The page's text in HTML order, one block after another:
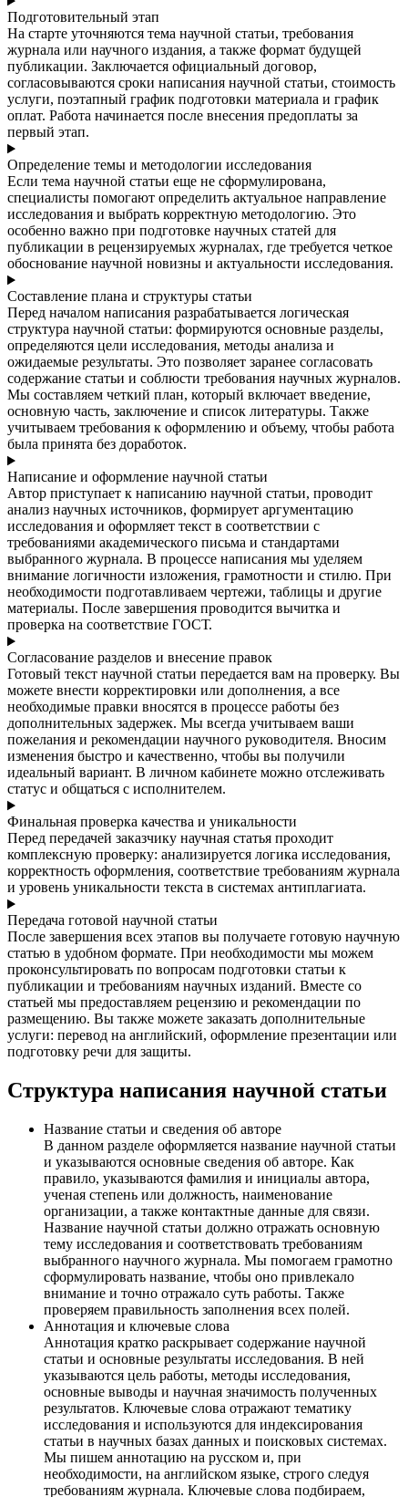
Подготовительный этап
На старте уточняются тема научной статьи, требования
журнала или научного издания, а также формат будущей
публикации. Заключается официальный договор,
согласовываются сроки написания научной статьи, стоимость
услуги, поэтапный график подготовки материала и график
оплат. Работа начинается после внесения предоплаты за
первый этап.
Определение темы и методологии исследования
Если тема научной статьи еще не сформулирована,
специалисты помогают определить актуальное направление
исследования и выбрать корректную методологию. Это
особенно важно при подготовке научных статей для
публикации в рецензируемых журналах, где требуется четкое
обоснование научной новизны и актуальности исследования.
Составление плана и структуры статьи
Перед началом написания разрабатывается логическая
структура научной статьи: формируются основные разделы,
определяются цели исследования, методы анализа и
ожидаемые результаты. Это позволяет заранее согласовать
содержание статьи и соблюсти требования научных журналов.
Мы составляем четкий план, который включает введение,
основную часть, заключение и список литературы. Также
учитываем требования к оформлению и объему, чтобы работа
была принята без доработок.
Написание и оформление научной статьи
Автор приступает к написанию научной статьи, проводит
анализ научных источников, формирует аргументацию
исследования и оформляет текст в соответствии с
требованиями академического письма и стандартами
выбранного журнала. В процессе написания мы уделяем
внимание логичности изложения, грамотности и стилю. При
необходимости подготавливаем чертежи, таблицы и другие
материалы. После завершения проводится вычитка и
проверка на соответствие ГОСТ.
Согласование разделов и внесение правок
Готовый текст научной статьи передается вам на проверку. Вы
можете внести корректировки или дополнения, а все
необходимые правки вносятся в процессе работы без
дополнительных задержек. Мы всегда учитываем ваши
пожелания и рекомендации научного руководителя. Вносим
изменения быстро и качественно, чтобы вы получили
идеальный вариант. В личном кабинете можно отслеживать
статус и общаться с исполнителем.
Финальная проверка качества и уникальности
Перед передачей заказчику научная статья проходит
комплексную проверку: анализируется логика исследования,
корректность оформления, соответствие требованиям журнала
и уровень уникальности текста в системах антиплагиата.
Передача готовой научной статьи
После завершения всех этапов вы получаете готовую научную
статью в удобном формате. При необходимости мы можем
проконсультировать по вопросам подготовки статьи к
публикации и требованиям научных изданий. Вместе со
статьей мы предоставляем рецензию и рекомендации по
размещению. Вы также можете заказать дополнительные
услуги: перевод на английский, оформление презентации или
подготовку речи для защиты.
Структура написания научной статьи
Название статьи и сведения об авторе
В данном разделе оформляется название научной статьи
и указываются основные сведения об авторе. Как
правило, указываются фамилия и инициалы автора,
ученая степень или должность, наименование
организации, а также контактные данные для связи.
Название научной статьи должно отражать основную
тему исследования и соответствовать требованиям
выбранного научного журнала. Мы помогаем грамотно
сформулировать название, чтобы оно привлекало
внимание и точно отражало суть работы. Также
проверяем правильность заполнения всех полей.
Аннотация и ключевые слова
Аннотация кратко раскрывает содержание научной
статьи и основные результаты исследования. В ней
указываются цель работы, методы исследования,
основные выводы и научная значимость полученных
результатов. Ключевые слова отражают тематику
исследования и используются для индексирования
статьи в научных базах данных и поисковых системах.
Мы пишем аннотацию на русском и, при
необходимости, на английском языке, строго следуя
требованиям журнала. Ключевые слова подбираем,